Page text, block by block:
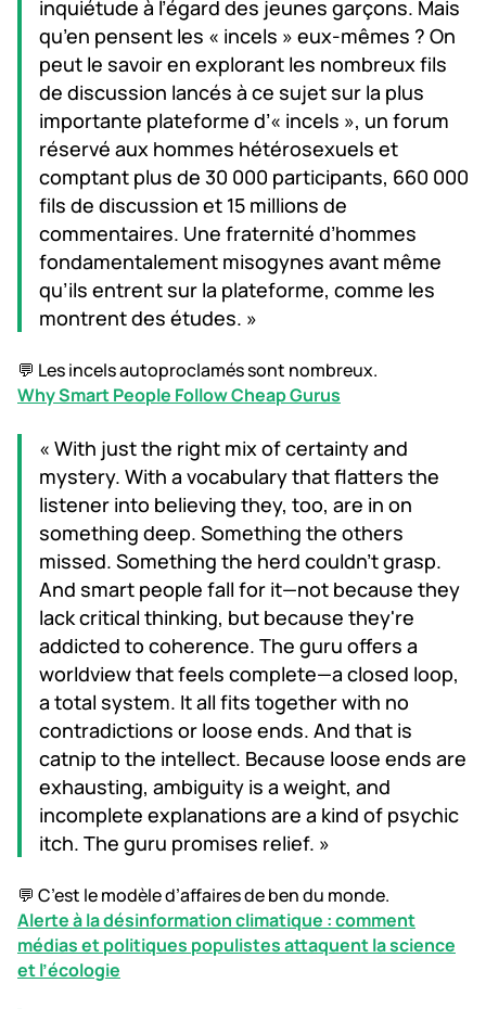
inquiétude à l’égard des jeunes garçons. Mais
qu’en pensent les « incels » eux-mêmes ? On
peut le savoir en explorant les nombreux fils
de discussion lancés à ce sujet sur la plus
importante plateforme d’« incels », un forum
réservé aux hommes hétérosexuels et
comptant plus de 30 000 participants, 660 000
fils de discussion et 15 millions de
commentaires. Une fraternité d’hommes
fondamentalement misogynes avant même
qu’ils entrent sur la plateforme, comme les
montrent des études. »
💬 Les incels autoproclamés sont nombreux.
Why Smart People Follow Cheap Gurus
« With just the right mix of certainty and
mystery. With a vocabulary that flatters the
listener into believing they, too, are in on
something deep. Something the others
missed. Something the herd couldn't grasp.
And smart people fall for it—not because they
lack critical thinking, but because they're
addicted to coherence. The guru offers a
worldview that feels complete—a closed loop,
a total system. It all fits together with no
contradictions or loose ends. And that is
catnip to the intellect. Because loose ends are
exhausting, ambiguity is a weight, and
incomplete explanations are a kind of psychic
itch. The guru promises relief. »
💬 C’est le modèle d’affaires de ben du monde.
Alerte à la désinformation climatique : comment
médias et politiques populistes attaquent la science
et l’écologie